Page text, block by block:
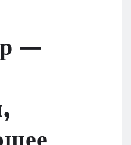
—